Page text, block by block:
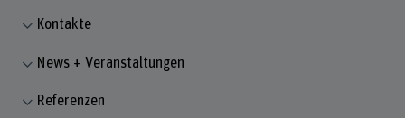
Kontakte
News + Veranstaltungen
Referenzen